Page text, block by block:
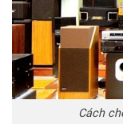
Cách